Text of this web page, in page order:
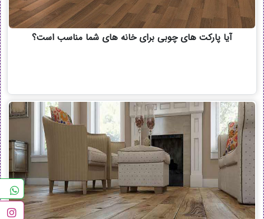
آیا پارکت های چوبی برای خانه های شما مناسب است؟